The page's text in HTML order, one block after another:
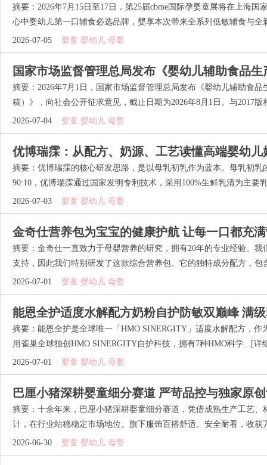
摘要：2026年7月15日至17日，第25届cbme国际孕婴童展将在上海国
心中婴幼儿第一口辅食必选品牌，婴享本次带来全系列低敏辅食与全
2026-07-05 婴童 婴幼儿 母婴
国家市场监督管理总局发布《婴幼儿辅助食品
见稿）》
摘要：2026年7月1日，国家市场监督管理总局发布《婴幼儿辅助食
稿）》，向社会公开征求意见，截止日期为2026年8月1日。与2017版
2026-07-04 婴童 婴幼儿 母婴
优博瑞霂：从配方、奶源、工艺读懂高端婴幼儿
摘要：优博瑞霂的核心研发思路，是以母乳初乳作为蓝本。母乳初乳
90:10，优博瑞霂通过国家发明专利技术，采用100%生鲜乳清为主要
2026-07-03 婴童 婴幼儿 母婴
金奇仕营养包为宝宝的健康护航 让每一口都充
摘要：金奇仕一直致力于母婴营养的研究，拥有20年的专业经验。
支持，因此我们特别研发了这款综合营养包。它的独特成分配方，包
2026-07-01 婴童 婴幼儿 母婴
能恩全护适度水解配方奶粉自护防敏双巅峰 满
摘要：能恩全护是全球唯一「HMO SINERGITY」适度水解配方，作
用雀巢全球独创HMO SINERGITY自护科技，拥有7种HMO科学... [详
2026-07-01 婴童 婴幼儿 母婴
巴厘小猪深耕婴童细分赛道 严苛品控与独家原
摘要：十余年来，巴厘小猪深耕婴童细分赛道，凭借成熟生产工艺
计，在行业站稳稳定市场地位。旗下服饰百搭舒适、安全耐看，收获
2026-06-30 婴童 婴幼儿 母婴